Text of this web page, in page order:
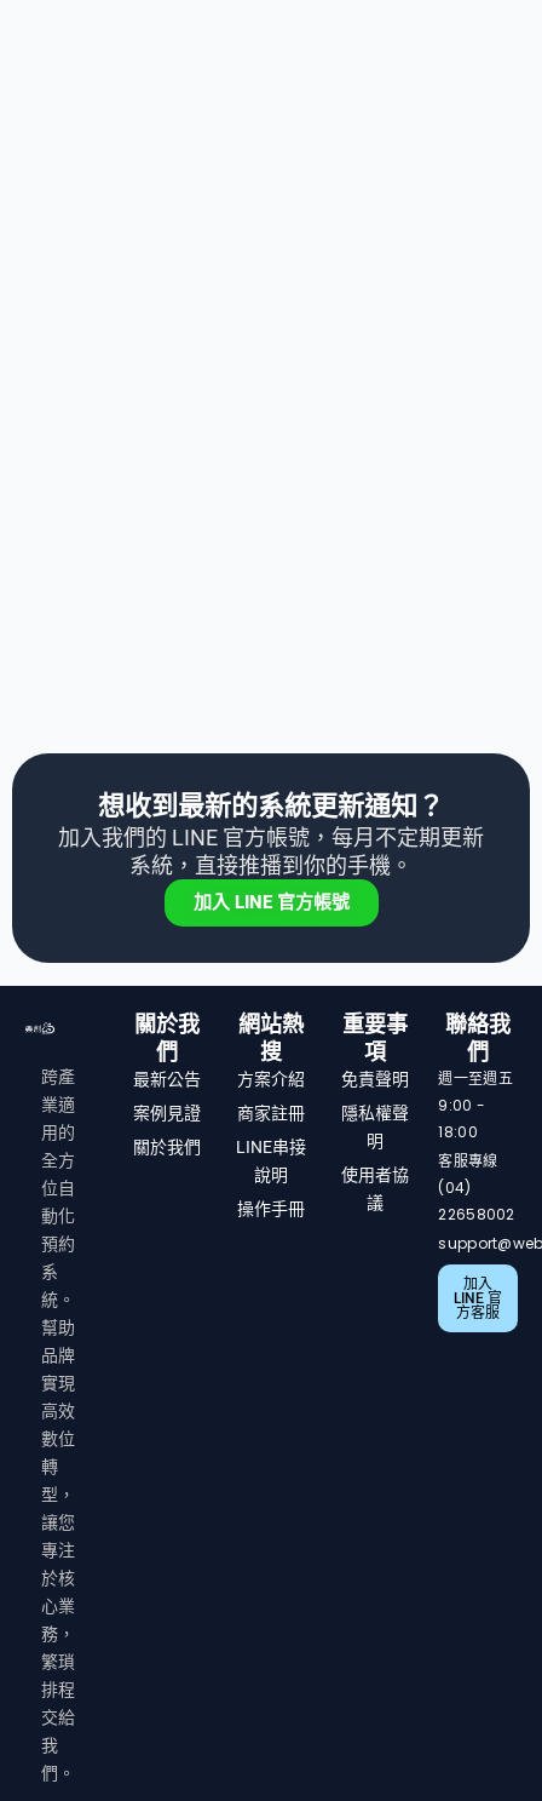
想收到最新的系統更新通知？
加入我們的 LINE 官方帳號，每月不定期更新
系統，直接推播到你的手機。
加入 LINE 官方帳號
跨產
業適
用的
全方
位自
動化
預約
系
統。
幫助
品牌
實現
高效
數位
轉
型，
讓您
專注
於核
心業
務，
繁瑣
排程
交給
我
們。
關於我
們
最新公告
案例見證
關於我們
網站熱
搜
方案介紹
商家註冊
LINE串接
說明
操作手冊
重要事
項
免責聲明
隱私權聲
明
使用者協
議
聯絡我
們
週一至週五
9:00 -
18:00
客服專線
(04)
22658002
加入
LINE 官
方客服